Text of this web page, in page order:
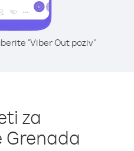
"Viber Out poziv"
za
Grenada